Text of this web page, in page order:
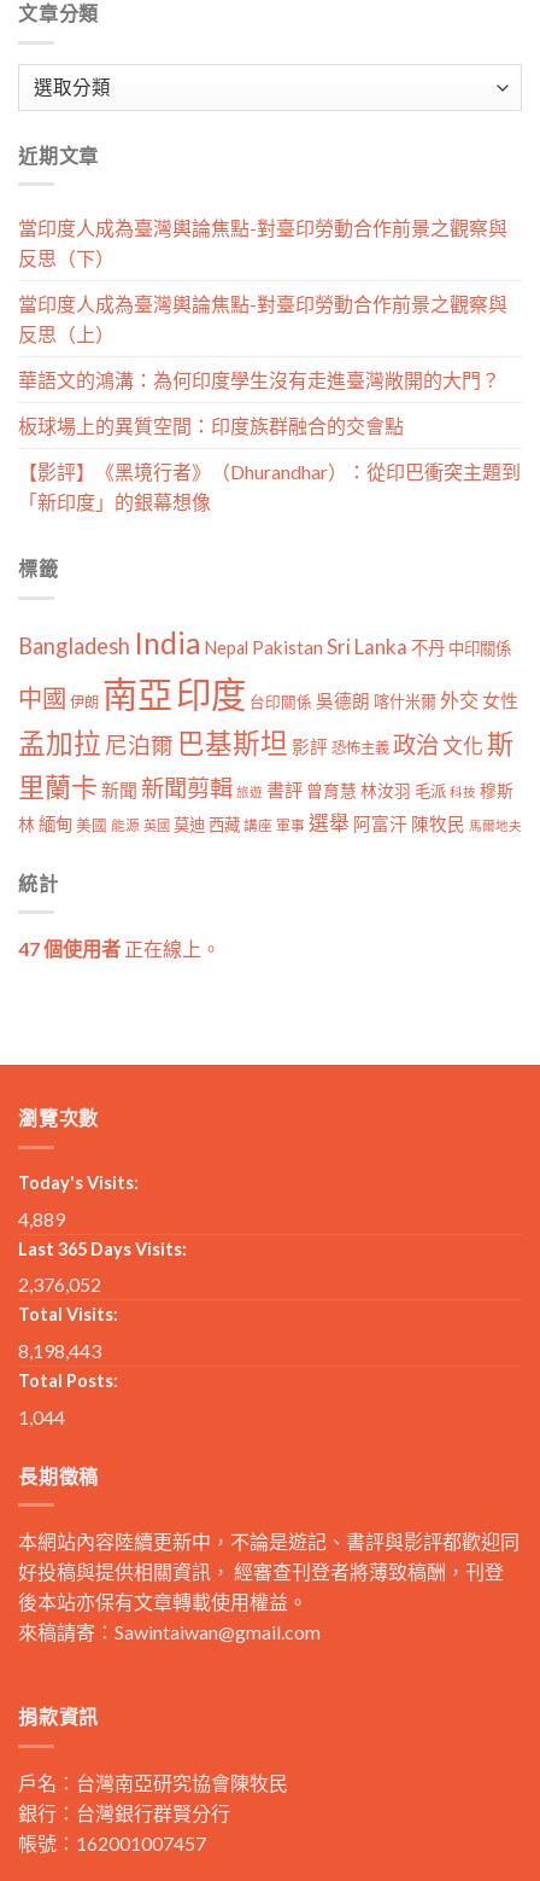
文章分類
類
近期文章
當印度人成為臺灣輿論焦點-對臺印勞動合作前景之觀察與
反思（下）
當印度人成為臺灣輿論焦點-對臺印勞動合作前景之觀察與
反思（上）
華語文的鴻溝：為何印度學生沒有走進臺灣敞開的大門？
板球場上的異質空間：印度族群融合的交會點
【影評】《黑境行者》（Dhurandhar）：從印巴衝突主題到
「新印度」的銀幕想像
標籤
Bangladesh India Nepal Pakistan Sri Lanka 不丹 中印關係
中國 伊朗 南亞印度 台印關係 吳德朗 喀什米爾外交 女性
孟加拉 尼泊爾 巴基斯坦 影評 恐怖主義 政治文化斯
里蘭卡 新聞 新聞剪輯 旅遊 書評 曾育慧 林汝羽 毛派 科技 穆斯
林 緬甸 美國 能源 英國 莫迪 西藏 講座 軍事 選舉 阿富汗 陳牧民 馬爾地夫
統計
47 個使用者 正在線上。
瀏覽次數
Today's Visits:
4,889
Last 365 Days Visits:
2,376,052
Total Visits:
8,198,443
Total Posts:
1,044
長期徵稿
本網站內容陸續更新中，不論是遊記、書評與影評都歡迎同
好投稿與提供相關資訊， 經審查刊登者將薄致稿酬，刊登
後本站亦保有文章轉載使用權益。
來稿請寄： Sawintaiwan@gmail.com
捐款資訊
戶名：台灣南亞研究協會陳牧民
銀行：台灣銀行群賢分行
帳號：162001007457